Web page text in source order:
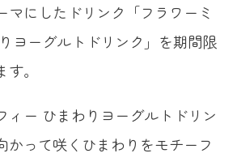
マにしたドリンク「フラワーミ
ヨーグルトドリンク」を期間限
。
ィー ひまわりヨーグルトドリン
かって咲くひまわりをモチーフ